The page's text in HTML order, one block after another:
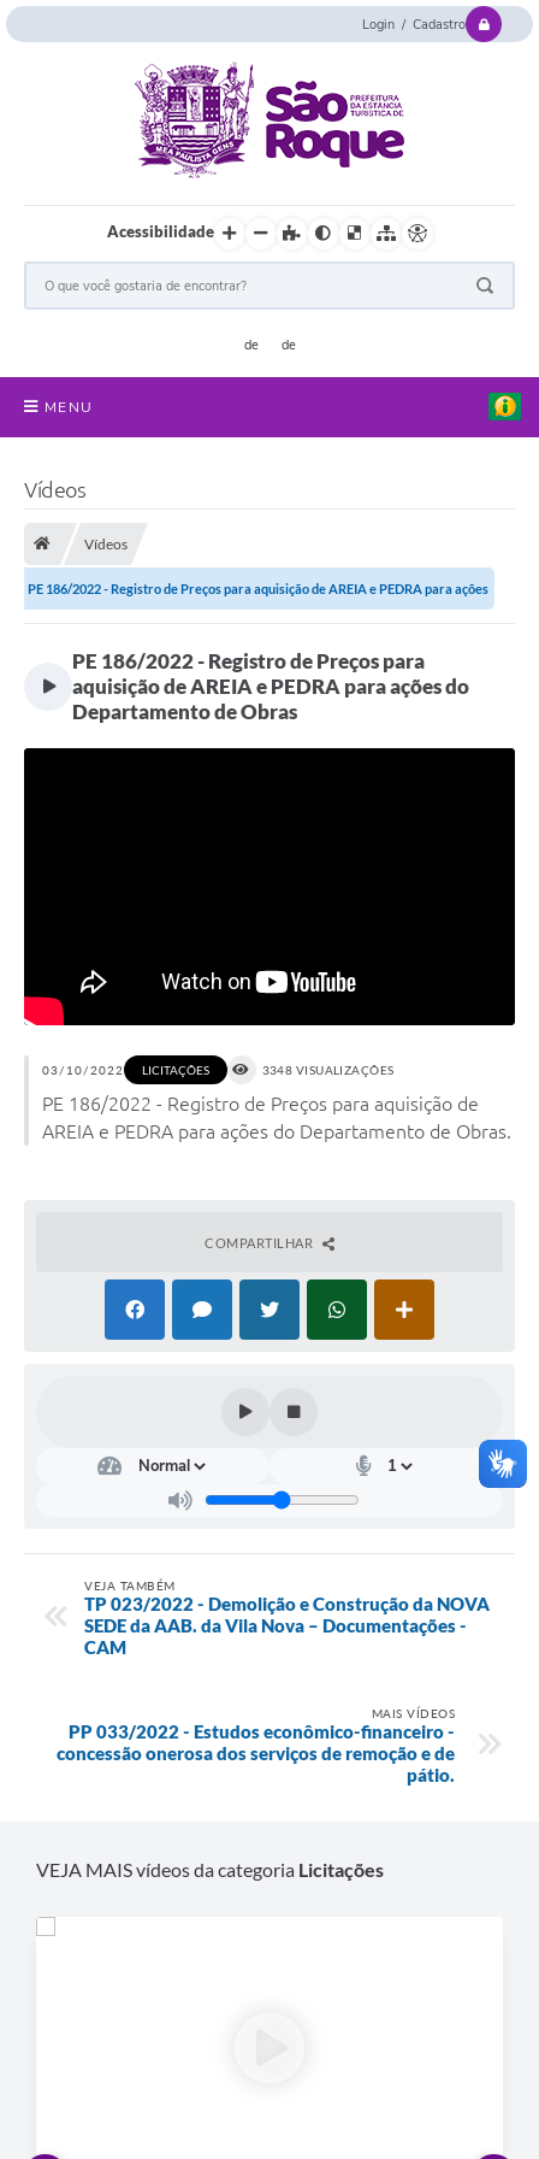
Login / Cadastro
Acessibilidade
MENU
Terceiro Setor
Transparência
Arvorômetro
Agenda de Eventos
Conselhos Municipais
Cadastro de voluntários - Lei n° 5.205/21
Consulta Pública: Revisão Plano Diretor
Contas Públicas
Cronograma coleta de lixo e seletiva
Banco do Povo
Bancos conveniados e serviços disponíveis
Bolsas de estudo da Escola Cooperativa
Horários de Ônibus - Jundiá
Inscrições para o Castramóvel
Vídeos
Vídeos
PE 186/2022 - Registro de Preços para aquisição de AREIA e PEDRA para ações
PE 186/2022 - Registro de Preços para
aquisição de AREIA e PEDRA para ações do
Departamento de Obras
03/10/2022 LICITAÇÕES 3348 VISUALIZAÇÕES
PE 186/2022 - Registro de Preços para aquisição de
AREIA e PEDRA para ações do Departamento de Obras.
COMPARTILHAR
VEJA TAMBÉM
TP 023/2022 - Demolição e Construção da NOVA
SEDE da AAB. da Vila Nova – Documentações -
CAM
MAIS VÍDEOS
PP 033/2022 - Estudos econômico-financeiro -
concessão onerosa dos serviços de remoção e de
pátio.
VEJA MAIS vídeos da categoria Licitações